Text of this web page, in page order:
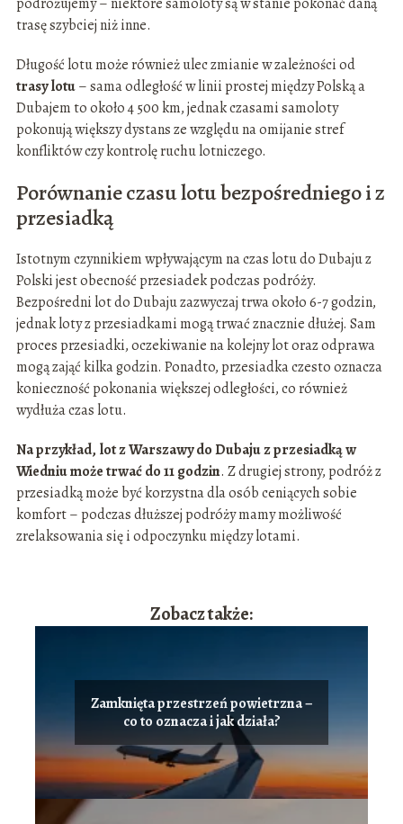
trasę szybciej niż inne.
Długość lotu może również ulec zmianie w zależności od
trasy lotu– sama odległość w linii prostej między Polską a
Dubajem to około 4 500 km, jednak czasami samoloty
pokonują większy dystans ze względu na omijanie stref
konfliktów czy kontrolę ruchu lotniczego.
Porównanie czasu lotu bezpośredniego i z
przesiadką
Istotnym czynnikiem wpływającym na czas lotu do Dubaju z
Polski jest obecność przesiadek podczas podróży.
Bezpośredni lot do Dubaju zazwyczaj trwa około 6-7 godzin,
jednak loty z przesiadkami mogą trwać znacznie dłużej. Sam
proces przesiadki, oczekiwanie na kolejny lot oraz odprawa
mogą zająć kilka godzin. Ponadto, przesiadka czesto oznacza
konieczność pokonania większej odległości, co również
wydłuża czas lotu.
Na przykład, lot z Warszawy do Dubaju z przesiadką w
Wiedniu może trwać do 11 godzin. Z drugiej strony, podróż z
przesiadką może być korzystna dla osób ceniących sobie
komfort – podczas dłuższej podróży mamy możliwość
zrelaksowania się i odpoczynku między lotami.
Zobacz także:
Zamknięta przestrzeń powietrzna –
co to oznacza i jak działa?